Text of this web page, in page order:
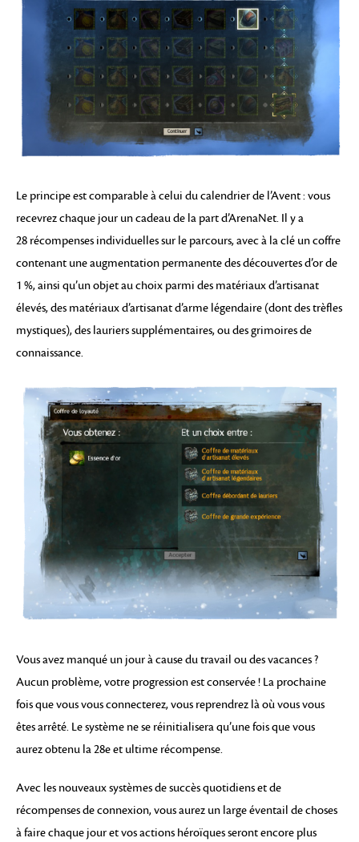
Le principe est comparable à celui du calendrier de l’Avent : vous
recevrez chaque jour un cadeau de la part d’ArenaNet. Il y a
28 récompenses individuelles sur le parcours, avec à la clé un coffre
contenant une augmentation permanente des découvertes d’or de
1 %, ainsi qu’un objet au choix parmi des matériaux d’artisanat
élevés, des matériaux d’artisanat d’arme légendaire (dont des trèfles
mystiques), des lauriers supplémentaires, ou des grimoires de
connaissance.
Vous avez manqué un jour à cause du travail ou des vacances ?
Aucun problème, votre progression est conservée ! La prochaine
fois que vous vous connecterez, vous reprendrez là où vous vous
êtes arrêté. Le système ne se réinitialisera qu’une fois que vous
aurez obtenu la 28e et ultime récompense.
Avec les nouveaux systèmes de succès quotidiens et de
récompenses de connexion, vous aurez un large éventail de choses
à faire chaque jour et vos actions héroïques seront encore plus